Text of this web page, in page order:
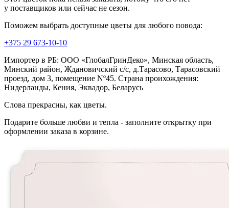
у поставщиков или сейчас не сезон.
Поможем выбрать доступные цветы для любого повода:
+375 29 673-10-10
Импортер в РБ: ООО «ГлобалГринДеко», Минская область,
Минский район, Ждановичский с/с, д.Тарасово, Тарасовский
проезд, дом 3, помещение Nº45. Страна проихождения:
Нидерланды, Кения, Эквадор, Беларусь
Слова прекрасны, как цветы.
Подарите больше любви и тепла - заполните открытку при
оформлении заказа в корзине.